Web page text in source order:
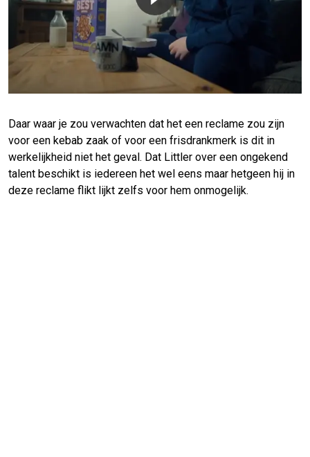
Daar waar je zou verwachten dat het een reclame zou zijn
voor een kebab zaak of voor een frisdrankmerk is dit in
werkelijkheid niet het geval. Dat Littler over een ongekend
talent beschikt is iedereen het wel eens maar hetgeen hij in
deze reclame flikt lijkt zelfs voor hem onmogelijk.